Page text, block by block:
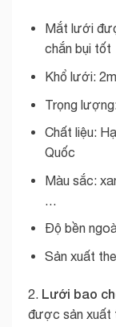
Mắt lưới
chắn bụi tốt
Khổ lưới:
Trọng
Chất liệu:
Quốc
Màu sắc:
…
Độ bền
Sản xuất
2. Lưới bao
được sản xuất